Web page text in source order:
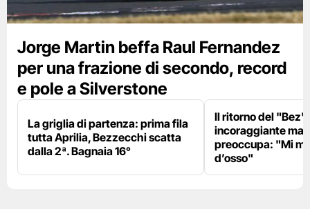
Jorge Martin beffa Raul Fernandez
per una frazione di secondo, record
e pole a Silverstone
La griglia di partenza: prima fila
tutta Aprilia, Bezzecchi scatta
dalla 2ª. Bagnaia 16°
Il ritorno del "Bez"
incoraggiante ma
preoccupa: "Mi
d’osso"